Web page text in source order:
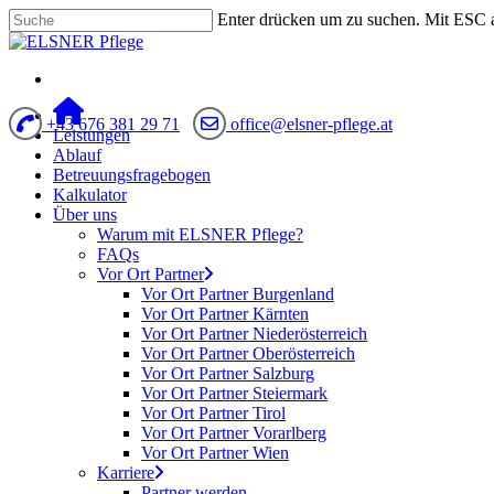
Enter drücken um zu suchen. Mit ESC
+43 676 381 29 71 office@elsner-pflege.at
Leistungen
Ablauf
Betreuungsfragebogen
Kalkulator
Über uns
Warum mit ELSNER Pflege?
FAQs
Vor Ort Partner
Vor Ort Partner Burgenland
Vor Ort Partner Kärnten
Vor Ort Partner Niederösterreich
Vor Ort Partner Oberösterreich
Vor Ort Partner Salzburg
Vor Ort Partner Steiermark
Vor Ort Partner Tirol
Vor Ort Partner Vorarlberg
Vor Ort Partner Wien
Karriere